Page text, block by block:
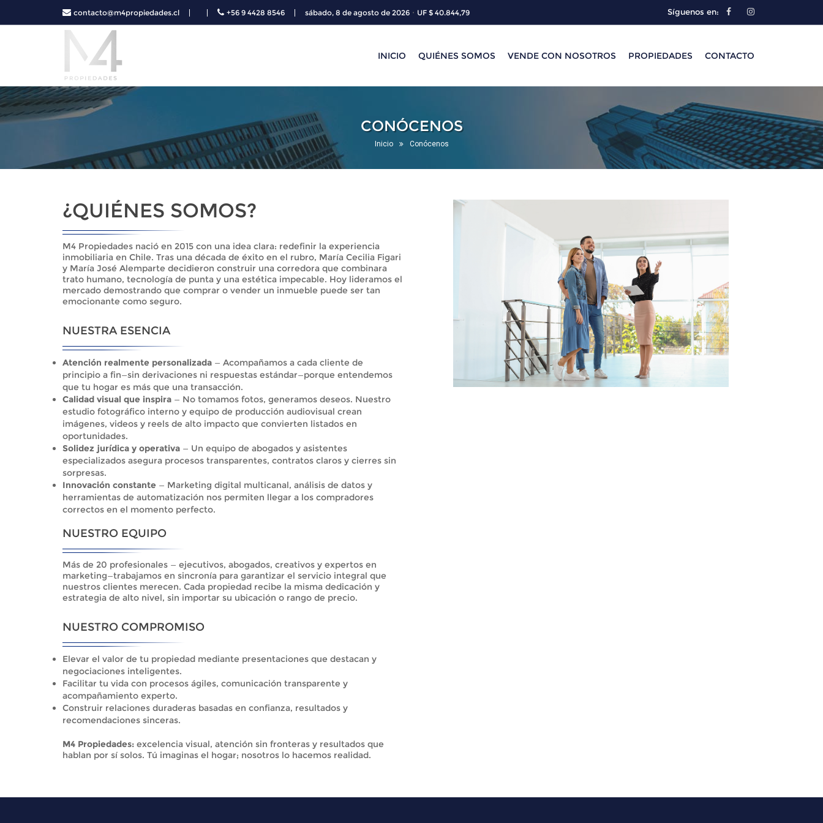
contacto@m4propiedades.cl +56 9 4428 8546 sábado, 8 de agosto de 2026 · UF $ 40.844,79 Síguenos en:
INICIO QUIÉNES SOMOS VENDE CON NOSOTROS PROPIEDADES CONTACTO
CONÓCENOS
Inicio Conócenos
¿QUIÉNES SOMOS?
M4 Propiedades nació en 2015 con una idea clara: redefinir la experiencia
inmobiliaria en Chile. Tras una década de éxito en el rubro, María Cecilia Figari
y María José Alemparte decidieron construir una corredora que combinara
trato humano, tecnología de punta y una estética impecable. Hoy lideramos el
mercado demostrando que comprar o vender un inmueble puede ser tan
emocionante como seguro.
NUESTRA ESENCIA
Atención realmente personalizada — Acompañamos a cada cliente de
principio a fin—sin derivaciones ni respuestas estándar—porque entendemos
que tu hogar es más que una transacción.
Calidad visual que inspira — No tomamos fotos, generamos deseos. Nuestro
estudio fotográfico interno y equipo de producción audiovisual crean
imágenes, videos y reels de alto impacto que convierten listados en
oportunidades.
Solidez jurídica y operativa — Un equipo de abogados y asistentes
especializados asegura procesos transparentes, contratos claros y cierres sin
sorpresas.
Innovación constante — Marketing digital multicanal, análisis de datos y
herramientas de automatización nos permiten llegar a los compradores
correctos en el momento perfecto.
NUESTRO EQUIPO
Más de 20 profesionales — ejecutivos, abogados, creativos y expertos en
marketing—trabajamos en sincronía para garantizar el servicio integral que
nuestros clientes merecen. Cada propiedad recibe la misma dedicación y
estrategia de alto nivel, sin importar su ubicación o rango de precio.
NUESTRO COMPROMISO
Elevar el valor de tu propiedad mediante presentaciones que destacan y
negociaciones inteligentes.
Facilitar tu vida con procesos ágiles, comunicación transparente y
acompañamiento experto.
Construir relaciones duraderas basadas en confianza, resultados y
recomendaciones sinceras.
M4 Propiedades: excelencia visual, atención sin fronteras y resultados que
hablan por sí solos. Tú imaginas el hogar; nosotros lo hacemos realidad.